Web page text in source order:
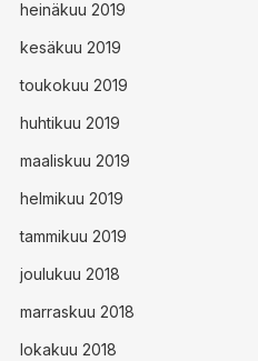
heinäkuu 2019
kesäkuu 2019
toukokuu 2019
huhtikuu 2019
maaliskuu 2019
helmikuu 2019
tammikuu 2019
joulukuu 2018
marraskuu 2018
lokakuu 2018